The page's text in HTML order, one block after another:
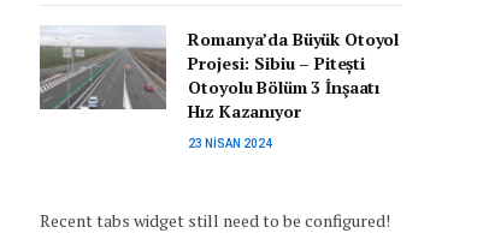
Romanya’da Büyük Otoyol
Projesi: Sibiu – Pitești
Otoyolu Bölüm 3 İnşaatı
Hız Kazanıyor
23 NISAN 2024
Recent tabs widget still need to be configured!